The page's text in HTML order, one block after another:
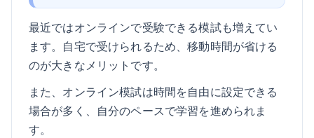
最近ではオンラインで受験できる模試も増えてい
ます。自宅で受けられるため、移動時間が省ける
のが大きなメリットです。
また、オンライン模試は時間を自由に設定できる
場合が多く、自分のペースで学習を進められま
す。